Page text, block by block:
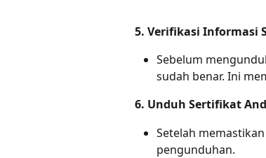
5. Verifikasi Informasi
Sebelum
sudah benar. Ini
6. Unduh Sertifikat
Setelah
pengunduhan.